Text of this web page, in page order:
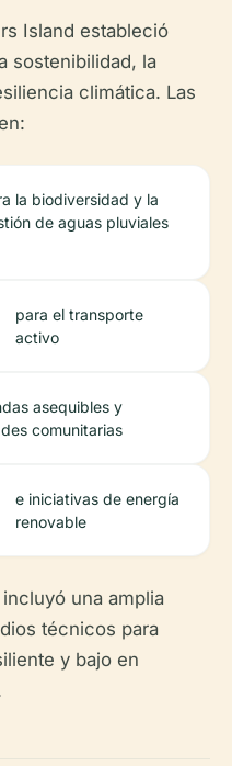
Island estableció
sostenibilidad, la
climática. Las
la biodiversidad y la
de aguas pluviales
para el transporte
activo
asequibles y
comunitarias
e iniciativas de energía
renovable
una amplia
técnicos para
y bajo en